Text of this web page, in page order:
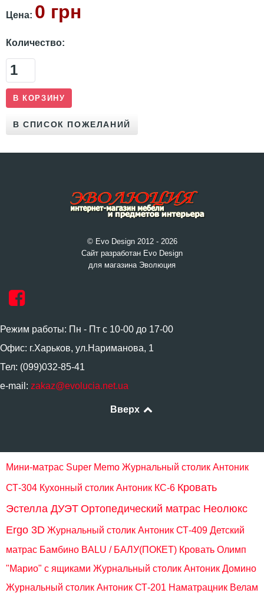
Цена: 0 грн
Количество:
© Evo Design 2012 - 2026
Сайт разработан Evo Design
для магазина Эволюция
Режим работы: Пн - Пт с 10-00 до 17-00
Офис: г.Харьков, ул.Нариманова, 1
Тел: (099)032-85-41
e-mail: zakaz@evolucia.net.ua
Вверх
Мини-матрас Super Memo Журнальный столик Антоник
СТ-304 Кухонный столик Антоник КС-6 Кровать
Эстелла ДУЭТ Ортопедический матрас Неолюкс
Ergo 3D Журнальный столик Антоник СТ-409 Детский
матрас Бамбино BALU / БАЛУ(ПОКЕТ) Кровать Олимп
"Марио" с ящиками Журнальный столик Антоник Домино
Журнальный столик Антоник СТ-201 Наматрацник Велам